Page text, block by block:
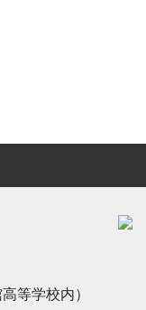
等学校内）